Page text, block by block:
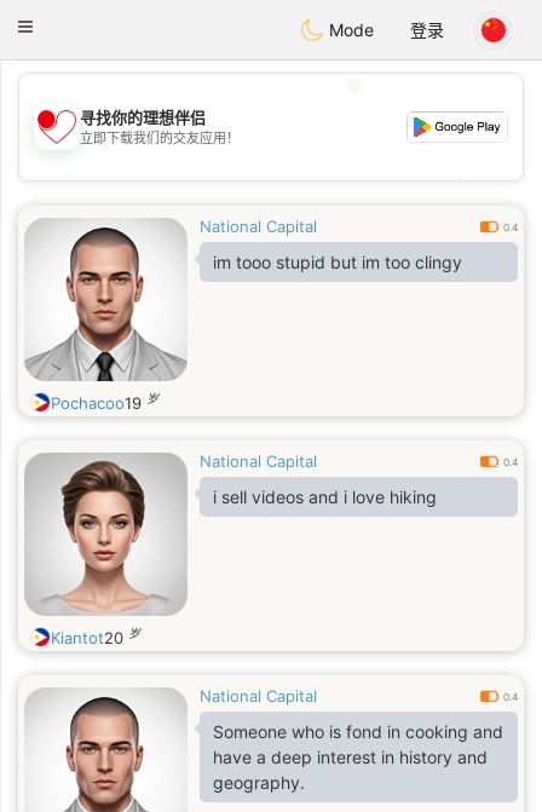
Chat
Toggle
Mode 登录
💖
💕
寻找你的理想伴侣
立即下载我们的交友应用！
National Capital 0.4
im tooo stupid but im too clingy
Pochacoo19 岁
National Capital 0.4
i sell videos and i love hiking
Kiantot20 岁
National Capital 0.4
Someone who is fond in cooking and
have a deep interest in history and
geography.